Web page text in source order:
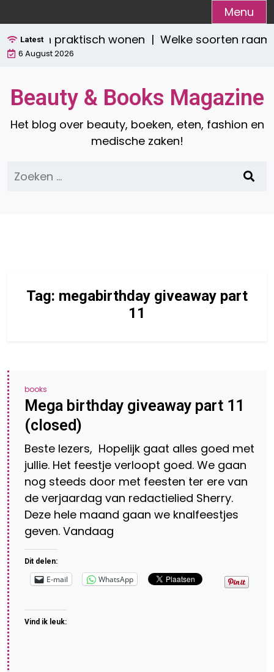
naar
de
inhoud
Menu
Latestén praktisch wonen | Welke soorten
6 August 2026
Beauty & Books Magazine
Het blog over beauty, boeken, eten, fashion en
medische zaken!
Zoeken
naar:
Tag: megabirthday giveaway part
11
books
Mega birthday giveaway part 11
(closed)
Beste lezers, Hopelijk gaat alles goed met
jullie. Het feestje verloopt goed. We gaan
nog steeds door met feesten ter ere van
de verjaardag van redactielied Sherry.
Deze hele maand gaan we knalfeestjes
geven. Vandaag
Dit delen:
E-mail WhatsApp
Vind ik leuk: